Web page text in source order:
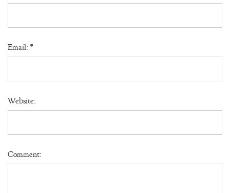
Email: *
Website:
Comment: